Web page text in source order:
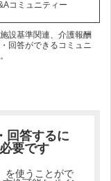
コミュニティー
設基準関連、介護報酬
回答ができるコミュニ
回答するに
要です
を使うことがで